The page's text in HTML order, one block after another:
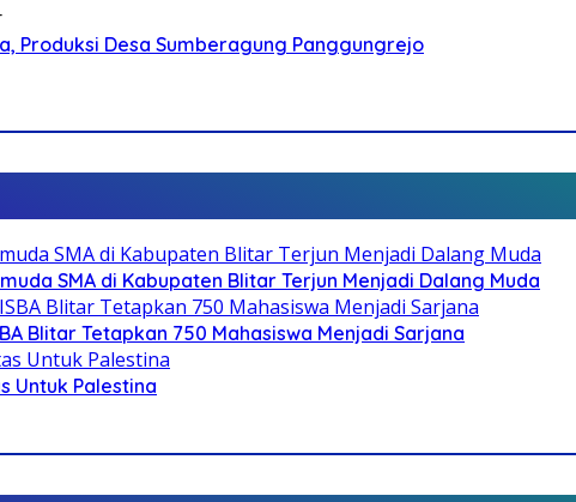
Produksi Desa Sumberagung Panggungrejo
SMA di Kabupaten Blitar Terjun Menjadi Dalang Muda
Blitar Tetapkan 750 Mahasiswa Menjadi Sarjana
Untuk Palestina